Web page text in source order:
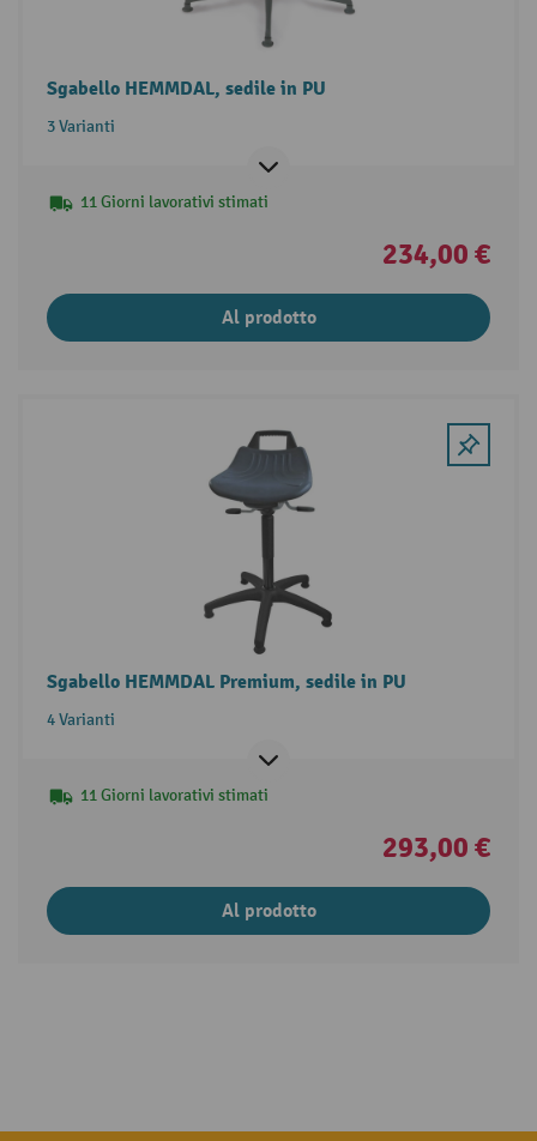
Sgabello HEMMDAL, sedile in PU
3 Varianti
11 Giorni lavorativi stimati
234,00 €
Al prodotto
Sgabello HEMMDAL Premium, sedile in PU
4 Varianti
11 Giorni lavorativi stimati
293,00 €
Al prodotto